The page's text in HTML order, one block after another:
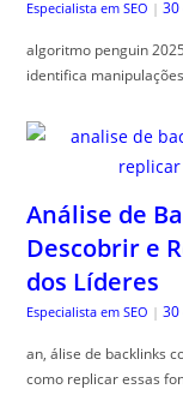
Especialista em SEO |
algoritmo penguin
identifica
Análise de
Descobrir e
dos Líderes
Especialista em SEO |
an, álise de backlinks
como replicar essas